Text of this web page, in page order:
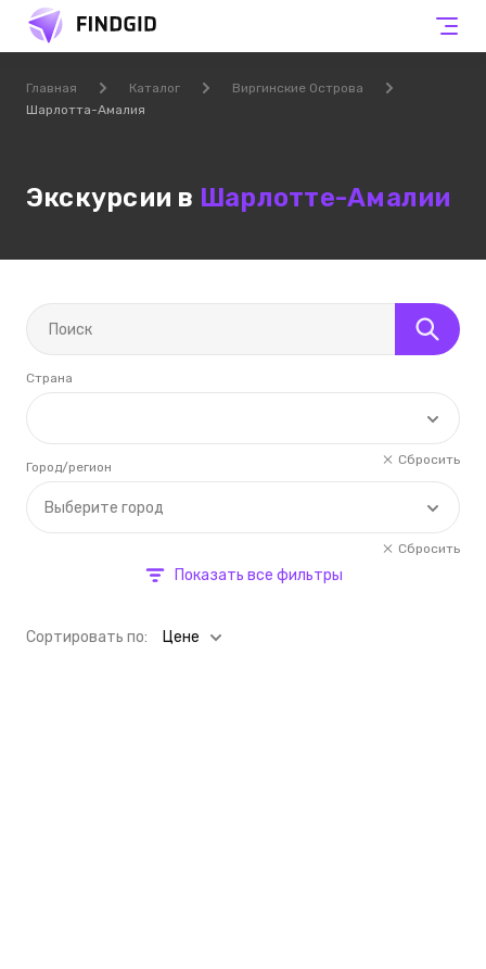
Главная Каталог
Виргинские Острова
Шарлотта-Амалия
Экскурсии в Шарлотте-Амалии
Страна
Сбросить
Выберите город
Город/регион
Сбросить
Показать все фильтры
Cортировать по: Цене